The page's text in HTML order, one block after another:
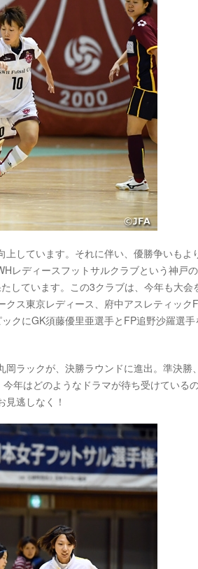
しています。それに伴い、優勝争いもよ
レディースフットサルクラブという神戸
しています。この3クラブは、今年も大会
ス東京レディース、府中アスレティック
クにGK須藤優里亜選手とFP追野沙羅選手
ラックが、決勝ラウンドに進出。準決勝
年はどのようなドラマが待ち受けている
逃しなく！